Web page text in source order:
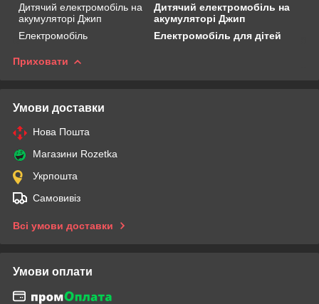
Дитячий електромобіль на
акумуляторі Джип
Дитячий електромобіль на
акумуляторі Джип
Електромобіль
Електромобіль для дітей
Приховати
Умови доставки
Нова Пошта
Магазини Rozetka
Укрпошта
Самовивіз
Всі умови доставки
Умови оплати